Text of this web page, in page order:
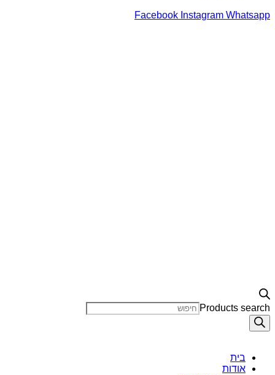
Facebook Instagram Whatsapp
Products search
בית
אודות